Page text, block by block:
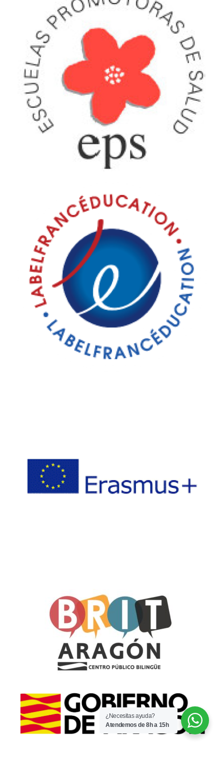
¿Necesitas ayuda?
Atendemos de 8h a 15h